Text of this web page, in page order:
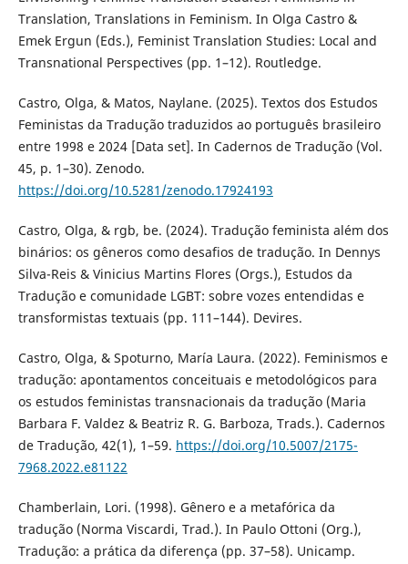
Translation, Translations in Feminism. In Olga Castro &
Emek Ergun (Eds.), Feminist Translation Studies: Local and
Transnational Perspectives (pp. 1–12). Routledge.
Castro, Olga, & Matos, Naylane. (2025). Textos dos Estudos
Feministas da Tradução traduzidos ao português brasileiro
entre 1998 e 2024 [Data set]. In Cadernos de Tradução (Vol.
45, p. 1–30). Zenodo.
https://doi.org/10.5281/zenodo.17924193
Castro, Olga, & rgb, be. (2024). Tradução feminista além dos
binários: os gêneros como desafios de tradução. In Dennys
Silva-Reis & Vinicius Martins Flores (Orgs.), Estudos da
Tradução e comunidade LGBT: sobre vozes entendidas e
transformistas textuais (pp. 111–144). Devires.
Castro, Olga, & Spoturno, María Laura. (2022). Feminismos e
tradução: apontamentos conceituais e metodológicos para
os estudos feministas transnacionais da tradução (Maria
Barbara F. Valdez & Beatriz R. G. Barboza, Trads.). Cadernos
de Tradução, 42(1), 1–59. https://doi.org/10.5007/2175-
7968.2022.e81122
Chamberlain, Lori. (1998). Gênero e a metafórica da
tradução (Norma Viscardi, Trad.). In Paulo Ottoni (Org.),
Tradução: a prática da diferença (pp. 37–58). Unicamp.